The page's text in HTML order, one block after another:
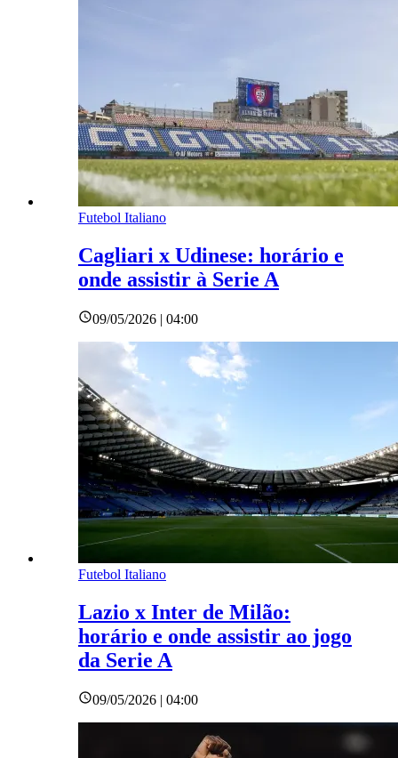
Futebol Italiano
Cagliari x Udinese: horário e
onde assistir à Serie A
09/05/2026 | 04:00
Futebol Italiano
Lazio x Inter de Milão:
horário e onde assistir ao jogo
da Serie A
09/05/2026 | 04:00